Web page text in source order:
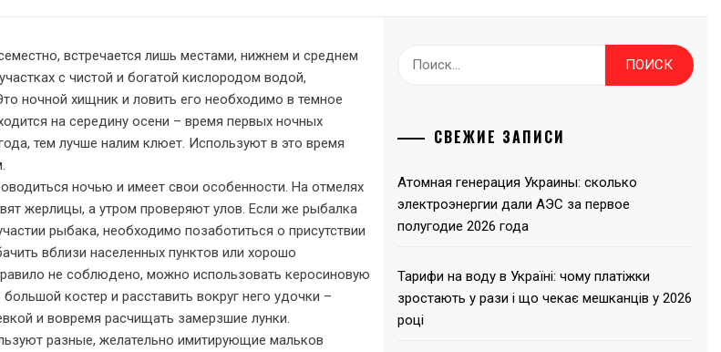
встречается лишь местами, нижнем и среднем
с чистой и богатой кислородом водой,
ночной хищник и ловить его необходимо в темное
на середину осени – время первых ночных
тем лучше налим клюет. Используют в это время
ночью и имеет свои особенности. На отмелях
жерлицы, а утром проверяют улов. Если же рыбалка
рыбака, необходимо позаботиться о присутствии
вблизи населенных пунктов или хорошо
не соблюдено, можно использовать керосиновую
костер и расставить вокруг него удочки –
и вовремя расчищать замерзшие лунки.
разные, желательно имитирующие мальков
Найти:
СВЕЖИЕ ЗАПИСИ
Атомная генерация Украины: сколько
электроэнергии дали АЭС за первое
полугодие 2026 года
Тарифи на воду в Україні: чому платіжки
зростають у рази і що чекає мешканців у 2026
році